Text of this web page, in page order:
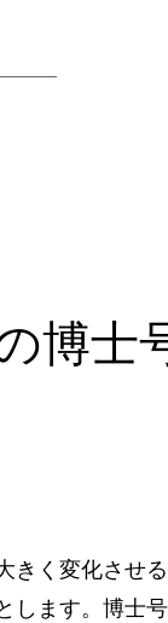
博士
きく変化させ
ます。博士